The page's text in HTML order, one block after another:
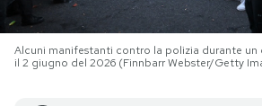
Alcuni manifestanti contro la polizia durante
il 2 giugno del 2026 (Finnbarr Webster/Getty